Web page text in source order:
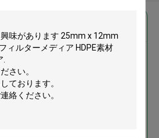
x 12mm 色とりどりの
フィルターメディア HDPE
PE06バイオメディア